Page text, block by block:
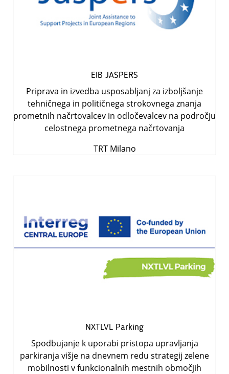
EIB JASPERS
Priprava in izvedba usposabljanj za izboljšanje
tehničnega in političnega strokovnega znanja
prometnih načrtovalcev in odločevalcev na področju
celostnega prometnega načrtovanja
TRT Milano
NXTLVL Parking
Spodbujanje k uporabi pristopa upravljanja
parkiranja višje na dnevnem redu strategij zelene
mobilnosti v funkcionalnih mestnih območjih